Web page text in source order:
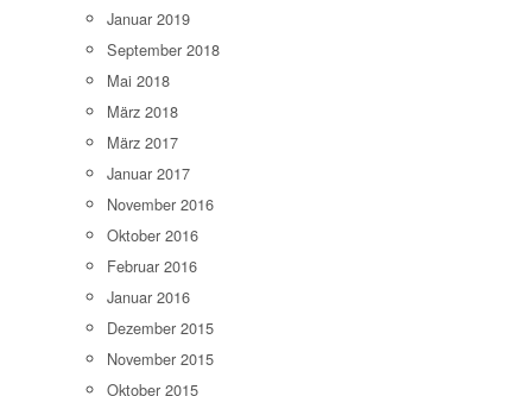
Januar 2019
September 2018
Mai 2018
März 2018
März 2017
Januar 2017
November 2016
Oktober 2016
Februar 2016
Januar 2016
Dezember 2015
November 2015
Oktober 2015